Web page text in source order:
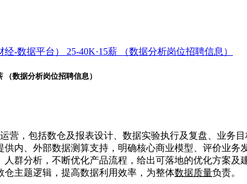
-数据平台） 25-40K·15薪 （数据分析岗位招聘信息）
数据分析岗位招聘信息）
营，包括数仓及报表设计、数据实验执行及复盘、业务目
供内、外部数据测算支持，明确核心商业模型、评价业务
群分析，不断优化产品流程，给出可落地的优化方案及
主题逻辑，提高数据利用效率，为整体数据质量负责。